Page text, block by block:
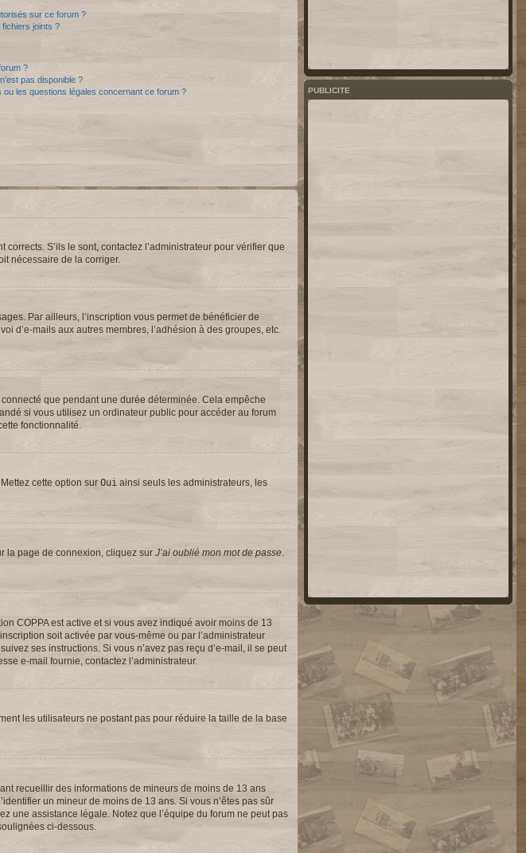
sur ce forum ?
joints ?
?
pas disponible ?
les questions légales concernant ce forum ?
S’ils le sont, contactez l’administrateur pour vérifier que
nécessaire de la corriger.
Par ailleurs, l’inscription vous permet de bénéficier de
d’e-mails aux autres membres, l’adhésion à des groupes, etc.
que pendant une durée déterminée. Cela empêche
si vous utilisez un ordinateur public pour accéder au forum
fonctionnalité.
. Mettez cette option sur Oui ainsi seuls les administrateurs, les
la page de connexion, cliquez sur J’ai oublié mon mot de passe
COPPA est active et si vous avez indiqué avoir moins de 13
soit activée par vous-même ou par l’administrateur
ses instructions. Si vous n’avez pas reçu d’e-mail, il se peut
e-mail fournie, contactez l’administrateur.
les utilisateurs ne postant pas pour réduire la taille de la base
recueillir des informations de mineurs de moins de 13 ans
un mineur de moins de 13 ans. Si vous n’êtes pas sûr
une assistance légale. Notez que l’équipe du forum ne peut pas
ci-dessous.
PUBLICITE